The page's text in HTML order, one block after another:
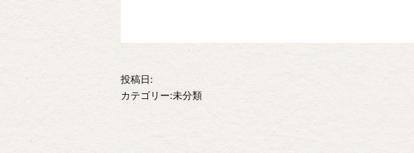
投稿日:
カテゴリー:未分類